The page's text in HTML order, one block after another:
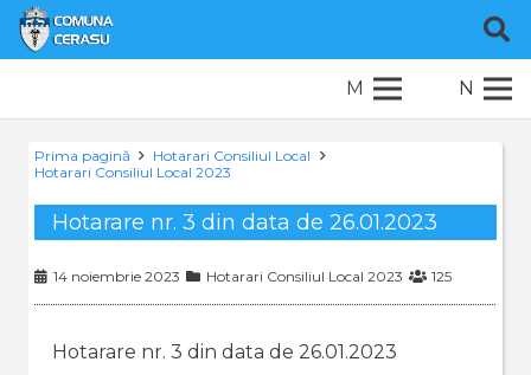
M N
Prima pagină
Hotarari Consiliul Local
Hotarari Consiliul Local 2023
Hotarare nr. 3 din data de 26.01.2023
14 noiembrie 2023 Hotarari Consiliul Local 2023 125
Hotarare nr. 3 din data de 26.01.2023